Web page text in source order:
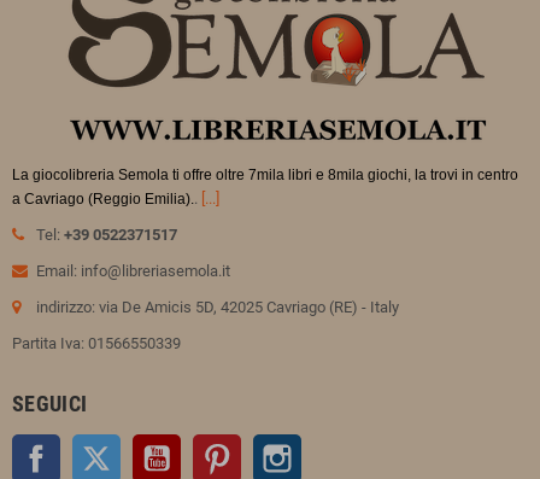
La giocolibreria Semola ti offre oltre 7mila libri e 8mila giochi, la trovi in centro
a Cavriago (Reggio Emilia).. [...]
Tel: +39 0522371517
Email: info@libreriasemola.it
indirizzo: via De Amicis 5D, 42025 Cavriago (RE) - Italy
Partita Iva: 01566550339
SEGUICI
Facebook Twitter YouTube Pinterest